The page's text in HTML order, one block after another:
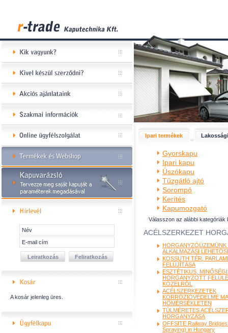
A kosár jelenleg üres.
Ipari termékek
Gyorskapu
Ipari kapu
Úszókapu
Tűzgátló ajtó
Sorompó
Kerítés
Kapumozgató
Válasszon az alábbi kategóriák
ACÉLSZERKEZET
ALKALMAZÁSI
KOSSUTH TÉR,
FELÚJÍTÁSA
ESZTÉTIKUS, MINŐSÉGI
HORGANYZOTT
KÖZELRŐL
ACÉLSZERKEZETEK
KORRÓZIÓVÉDELME
HŐMÉRSÉKLETEN
TÚLMÉRETES
HORGANYZÁSA
OFFSITE Railway
Spraying) in Hungary